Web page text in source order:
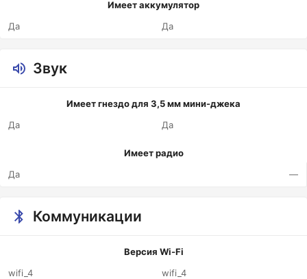
Имеет аккумулятор
Да
Да
Звук
Имеет гнездо для 3,5 мм мини-джека
Да
Да
Имеет радио
Да
—
Коммуникации
Версия Wi-Fi
wifi_4
wifi_4